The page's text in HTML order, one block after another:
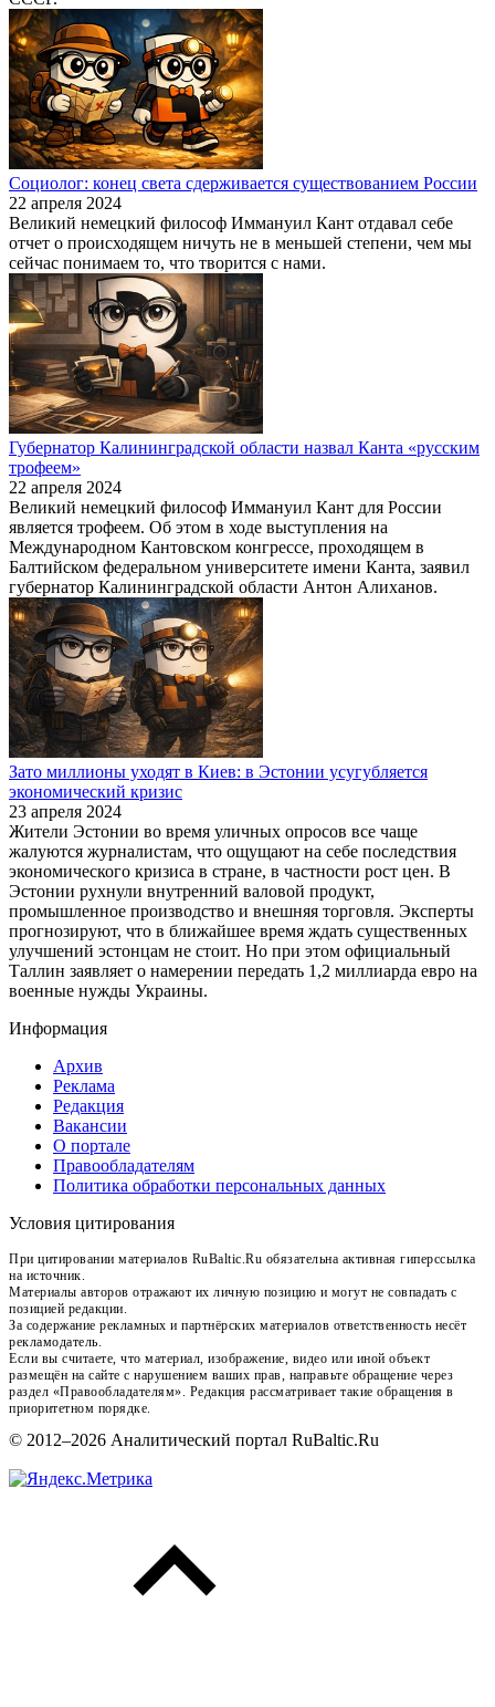
Социолог: конец света сдерживается существованием России
22 апреля 2024
Великий немецкий философ Иммануил Кант отдавал себе
отчет о происходящем ничуть не в меньшей степени, чем мы
сейчас понимаем то, что творится с нами.
Губернатор Калининградской области назвал Канта «русским
трофеем»
22 апреля 2024
Великий немецкий философ Иммануил Кант для России
является трофеем. Об этом в ходе выступления на
Международном Кантовском конгрессе, проходящем в
Балтийском федеральном университете имени Канта, заявил
губернатор Калининградской области Антон Алиханов.
Зато миллионы уходят в Киев: в Эстонии усугубляется
экономический кризис
23 апреля 2024
Жители Эстонии во время уличных опросов все чаще
жалуются журналистам, что ощущают на себе последствия
экономического кризиса в стране, в частности рост цен. В
Эстонии рухнули внутренний валовой продукт,
промышленное производство и внешняя торговля. Эксперты
прогнозируют, что в ближайшее время ждать существенных
улучшений эстонцам не стоит. Но при этом официальный
Таллин заявляет о намерении передать 1,2 миллиарда евро на
военные нужды Украины.
Информация
Архив
Реклама
Редакция
Вакансии
О портале
Правообладателям
Политика обработки персональных данных
Условия цитирования
При цитировании материалов RuBaltic.Ru обязательна активная гиперссылка
на источник.
Материалы авторов отражают их личную позицию и могут не совпадать с
позицией редакции.
За содержание рекламных и партнёрских материалов ответственность несёт
рекламодатель.
Если вы считаете, что материал, изображение, видео или иной объект
размещён на сайте с нарушением ваших прав, направьте обращение через
раздел «Правообладателям». Редакция рассматривает такие обращения в
приоритетном порядке.
© 2012–2026 Аналитический портал RuBaltic.Ru